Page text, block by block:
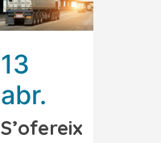
13
abr.
S’ofereix